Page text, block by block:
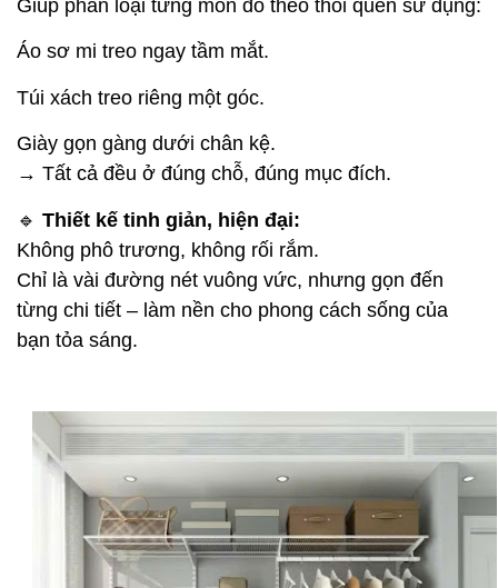
Giúp phân loại từng món đồ theo thói quen sử dụng:
Áo sơ mi treo ngay tầm mắt.
Túi xách treo riêng một góc.
Giày gọn gàng dưới chân kệ.
→ Tất cả đều ở đúng chỗ, đúng mục đích.
🔹 Thiết kế tinh giản, hiện đại:
Không phô trương, không rối rắm.
Chỉ là vài đường nét vuông vức, nhưng gọn đến
từng chi tiết – làm nền cho phong cách sống của
bạn tỏa sáng.